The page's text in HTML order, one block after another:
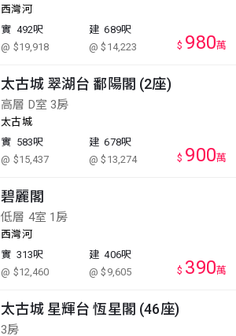
西灣河
實 492呎
@ $19,918
建 689呎
@ $14,223
$ 980萬
太古城 翠湖台 鄱陽閣 (2座)
高層 D室 3房
太古城
實 583呎
@ $15,437
建 678呎
@ $13,274
$ 900萬
碧麗閣
低層 4室 1房
西灣河
實 313呎
@ $12,460
建 406呎
@ $9,605
$ 390萬
太古城 星輝台 恆星閣 (46座)
3房